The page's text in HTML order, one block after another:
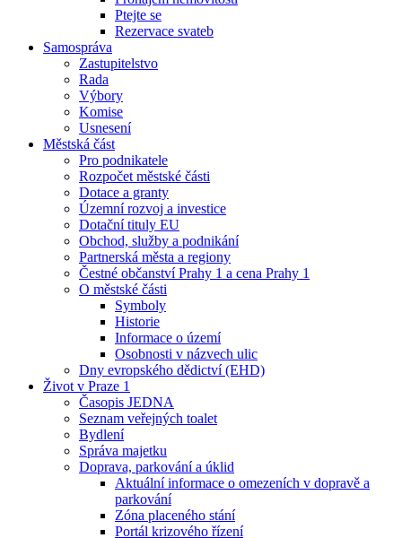
Ptejte se
Rezervace svateb
Samospráva
Zastupitelstvo
Rada
Výbory
Komise
Usnesení
Městská část
Pro podnikatele
Rozpočet městské části
Dotace a granty
Územní rozvoj a investice
Dotační tituly EU
Obchod, služby a podnikání
Partnerská města a regiony
Čestné občanství Prahy 1 a cena Prahy 1
O městské části
Symboly
Historie
Informace o území
Osobnosti v názvech ulic
Dny evropského dědictví (EHD)
Život v Praze 1
Časopis JEDNA
Seznam veřejných toalet
Bydlení
Správa majetku
Doprava, parkování a úklid
Aktuální informace o omezeních v dopravě a
parkování
Zóna placeného stání
Portál krizového řízení